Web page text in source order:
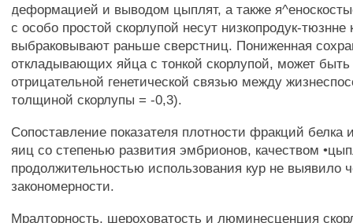
деформацией и выводом цыплят, а также
с особо простой скорлупой несут низкопродук-тюзнне
выбраковывают раньше сверстниц. Пониженная
откладывающих яйца с тонкой скорлупой, может
отрицательной генетической связью между
толщиной скорлупы = -0,3).
Сопоставление показателя плотности фракций белка
яиц со степенью развития эмбрионов, качеством
продолжительностью использования кур не выявило
закономерности.
Мралторность, шероховатость и люминесценция